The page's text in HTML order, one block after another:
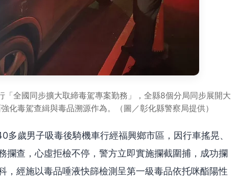
全國同步擴大取締毒駕專案勤務」，全縣8個分局同步展開大
化毒駕查緝與毒品溯源作為。（圖／彰化縣警察局提供）
歲男子吸毒後騎機車行經福興鄉市區，因行車搖晃、
攔查，心虛拒檢不停，警方立即實施攔截圍捕，成功攔
，經施以毒品唾液快篩檢測呈第一級毒品依托咪酯陽性